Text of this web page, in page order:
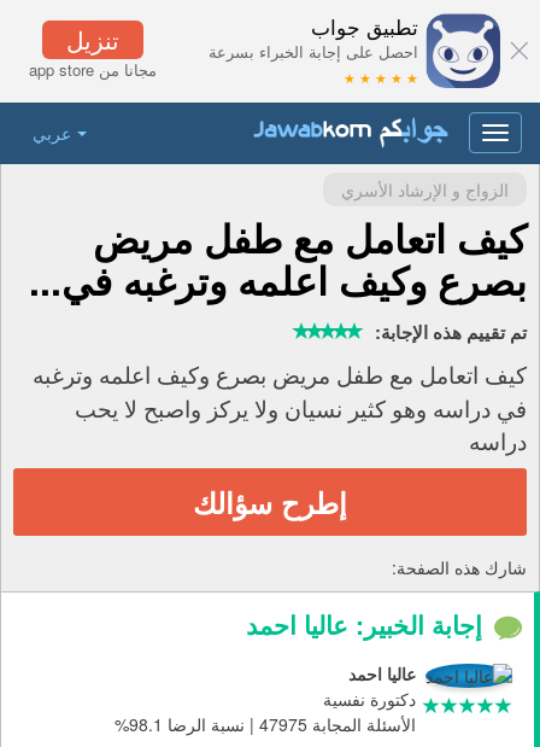
تنزيل
مجانا من app store
تطبيق جواب
احصل على إجابة الخبراء بسرعة
★ ★ ★ ★ ★
عربي
Toggle
navigation
الزواج و الإرشاد الأسري
كيف اتعامل مع طفل مريض
بصرع وكيف اعلمه وترغبه في...
تم تقييم هذه الإجابة:
كيف اتعامل مع طفل مريض بصرع وكيف اعلمه وترغبه
في دراسه وهو كثير نسيان ولا يركز واصبح لا يحب
دراسه
إطرح سؤالك
شارك هذه الصفحة:
إجابة الخبير: عاليا احمد
عاليا احمد
دكتورة نفسية
الأسئلة المجابة 47975 | نسبة الرضا 98.1%